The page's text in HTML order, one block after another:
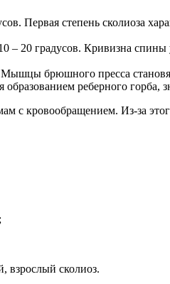
Первая степень сколиоза
– 20 градусов. Кривизна
Мышцы брюшного пресса
реберного
с кровообращением. Из-за
взрослый сколиоз.